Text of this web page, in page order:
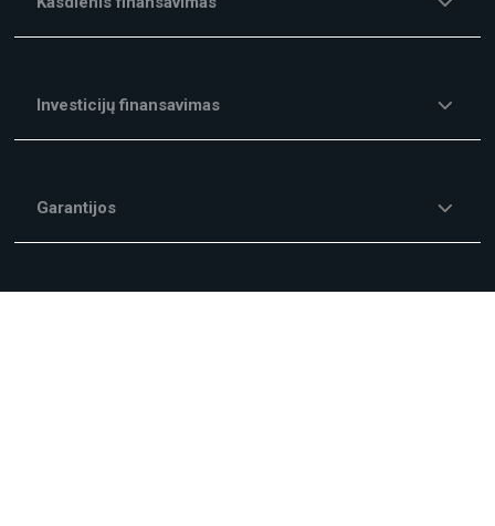
Investicijų finansavimas
Garantijos